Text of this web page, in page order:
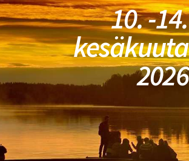
10. -14.
kesäkuuta
2026